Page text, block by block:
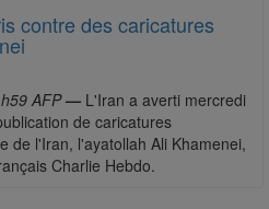
contre des caricatures
AFP — L'Iran a averti mercredi
de caricatures
de l'Iran, l'ayatollah Ali Khamenei,
Charlie Hebdo.